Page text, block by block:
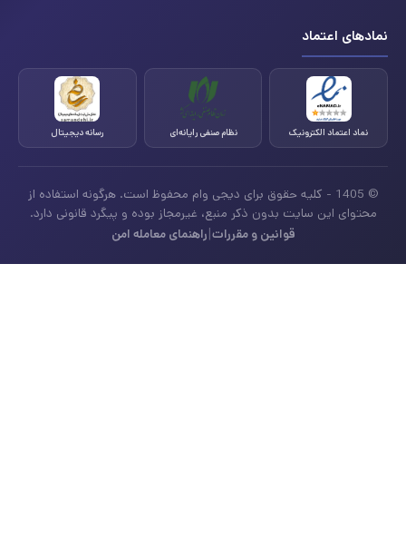
نمادهای اعتماد
نماد اعتماد الکترونیک نظام صنفی رایانه‌ای رسانه دیجیتال
© 1405 - کلیه حقوق برای دیجی وام محفوظ است. هرگونه استفاده از
محتوای این سایت بدون ذکر منبع، غیرمجاز بوده و پیگرد قانونی دارد.
قوانین و مقررات|راهنمای معامله امن